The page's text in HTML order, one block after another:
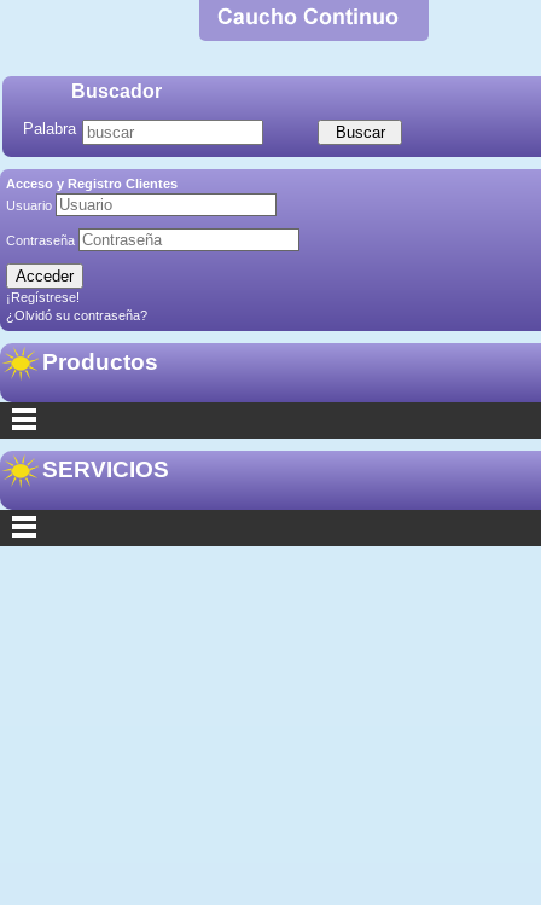
Buscador
Palabra
Acceso y Registro Clientes
Usuario
Contraseña
¡Regístrese!
¿Olvidó su contraseña?
Productos
SERVICIOS